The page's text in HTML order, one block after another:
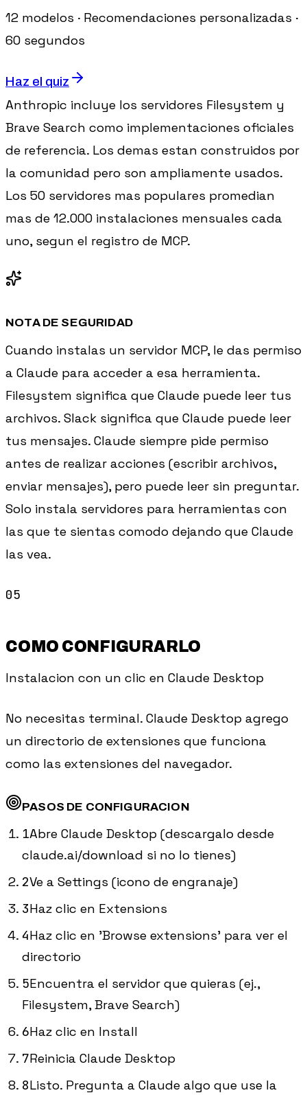
12 modelos · Recomendaciones personalizadas ·
60 segundos
Haz el quiz
Anthropic incluye los servidores Filesystem y
Brave Search como implementaciones oficiales
de referencia. Los demas estan construidos por
la comunidad pero son ampliamente usados.
Los 50 servidores mas populares promedian
mas de 12.000 instalaciones mensuales cada
uno, segun el registro de MCP.
NOTA DE SEGURIDAD
Cuando instalas un servidor MCP, le das permiso
a Claude para acceder a esa herramienta.
Filesystem significa que Claude puede leer tus
archivos. Slack significa que Claude puede leer
tus mensajes. Claude siempre pide permiso
antes de realizar acciones (escribir archivos,
enviar mensajes), pero puede leer sin preguntar.
Solo instala servidores para herramientas con
las que te sientas comodo dejando que Claude
las vea.
COMO CONFIGURARLO
Instalacion con un clic en Claude Desktop
No necesitas terminal. Claude Desktop agrego
un directorio de extensiones que funciona
como las extensiones del navegador.
PASOS DE CONFIGURACION
1Abre Claude Desktop (descargalo desde
claude.ai/download si no lo tienes)
2Ve a Settings (icono de engranaje)
3Haz clic en Extensions
4Haz clic en 'Browse extensions' para ver el
directorio
5Encuentra el servidor que quieras (ej.,
Filesystem, Brave Search)
6Haz clic en Install
7Reinicia Claude Desktop
8Listo. Pregunta a Claude algo que use la